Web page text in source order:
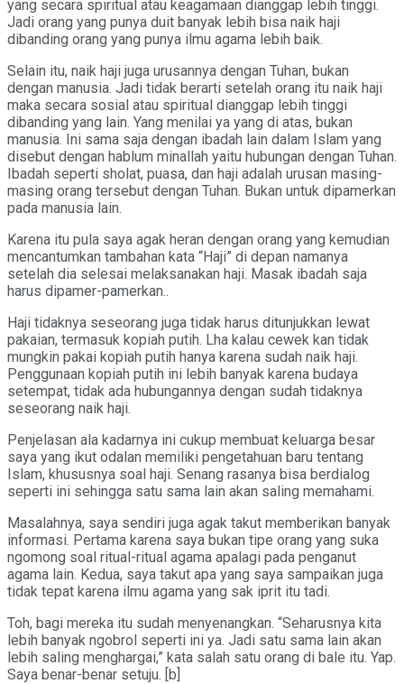
yang secara spiritual atau keagamaan dianggap lebih tinggi.
Jadi orang yang punya duit banyak lebih bisa naik haji
dibanding orang yang punya ilmu agama lebih baik.
Selain itu, naik haji juga urusannya dengan Tuhan, bukan
dengan manusia. Jadi tidak berarti setelah orang itu naik haji
maka secara sosial atau spiritual dianggap lebih tinggi
dibanding yang lain. Yang menilai ya yang di atas, bukan
manusia. Ini sama saja dengan ibadah lain dalam Islam yang
disebut dengan hablum minallah yaitu hubungan dengan Tuhan.
Ibadah seperti sholat, puasa, dan haji adalah urusan masing-
masing orang tersebut dengan Tuhan. Bukan untuk dipamerkan
pada manusia lain.
Karena itu pula saya agak heran dengan orang yang kemudian
mencantumkan tambahan kata “Haji” di depan namanya
setelah dia selesai melaksanakan haji. Masak ibadah saja
harus dipamer-pamerkan..
Haji tidaknya seseorang juga tidak harus ditunjukkan lewat
pakaian, termasuk kopiah putih. Lha kalau cewek kan tidak
mungkin pakai kopiah putih hanya karena sudah naik haji.
Penggunaan kopiah putih ini lebih banyak karena budaya
setempat, tidak ada hubungannya dengan sudah tidaknya
seseorang naik haji.
Penjelasan ala kadarnya ini cukup membuat keluarga besar
saya yang ikut odalan memiliki pengetahuan baru tentang
Islam, khususnya soal haji. Senang rasanya bisa berdialog
seperti ini sehingga satu sama lain akan saling memahami.
Masalahnya, saya sendiri juga agak takut memberikan banyak
informasi. Pertama karena saya bukan tipe orang yang suka
ngomong soal ritual-ritual agama apalagi pada penganut
agama lain. Kedua, saya takut apa yang saya sampaikan juga
tidak tepat karena ilmu agama yang sak iprit itu tadi.
Toh, bagi mereka itu sudah menyenangkan. “Seharusnya kita
lebih banyak ngobrol seperti ini ya. Jadi satu sama lain akan
lebih saling menghargai,” kata salah satu orang di bale itu. Yap.
Saya benar-benar setuju. [b]